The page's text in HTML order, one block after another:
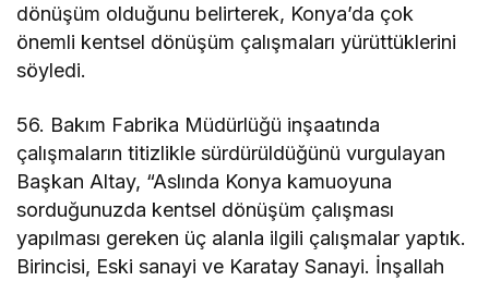
dönüşüm olduğunu belirterek, Konya’da çok
önemli kentsel dönüşüm çalışmaları yürüttüklerini
söyledi.
56. Bakım Fabrika Müdürlüğü inşaatında
çalışmaların titizlikle sürdürüldüğünü vurgulayan
Başkan Altay, “Aslında Konya kamuoyuna
sorduğunuzda kentsel dönüşüm çalışması
yapılması gereken üç alanla ilgili çalışmalar yaptık.
Birincisi, Eski sanayi ve Karatay Sanayi. İnşallah